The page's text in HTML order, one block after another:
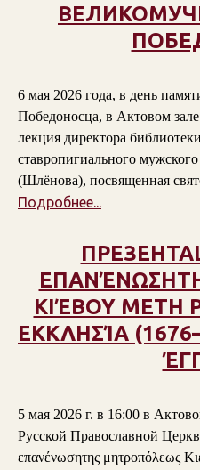
6 мая 2026 года, в день
Победоносца, в Актовом
лекция директора
ставропигиального
(Шлёнова), посвященная
Подробнее...
ΚΙΈΒΟΥ ΜΕΤΗ
ΕΚΚΛΗΣΊΑ
5 мая 2026 г. в 16:00 в
Русской Православной
επανένωσητης μητροπόλεως